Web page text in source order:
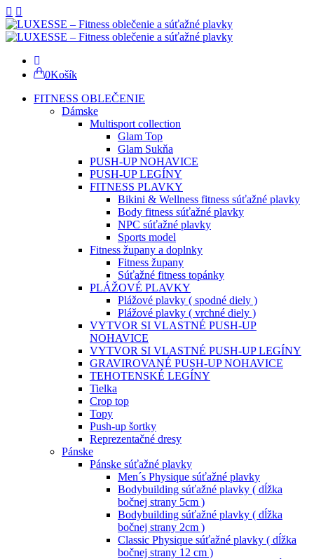
0Košík
FITNESS OBLEČENIE
Dámske
Multisport collection
Glam Top
Glam Sukňa
PUSH-UP NOHAVICE
PUSH-UP LEGÍNY
FITNESS PLAVKY
Bikini & Wellness fitness súťažné plavky
Body fitness súťažné plavky
NPC súťažné plavky
Sports model
Fitness župany a doplnky
Fitness župany
Súťažné fitness topánky
PLÁŽOVÉ PLAVKY
Plážové plavky ( spodné diely )
Plážové plavky ( vrchné diely )
VYTVOR SI VLASTNÉ PUSH-UP
NOHAVICE
VYTVOR SI VLASTNÉ PUSH-UP LEGÍNY
GRAVIROVANÉ PUSH-UP NOHAVICE
TEHOTENSKÉ LEGÍNY
Tielka
Crop top
Topy
Push-up šortky
Reprezentačné dresy
Pánske
Pánske súťažné plavky
Men´s Physique súťažné plavky
Bodybuilding súťažné plavky ( dĺžka
bočnej strany 5cm )
Bodybuilding súťažné plavky ( dĺžka
bočnej strany 2cm )
Classic Physique súťažné plavky ( dĺžka
bočnej strany 12 cm )